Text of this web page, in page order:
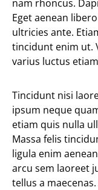
nam rhoncus.
Eget aenean
ultricies ante.
tincidunt enim ut.
varius luctus
Tincidunt nisi
ipsum neque
etiam quis nulla
Massa felis
ligula enim
arcu sem laoreet
tellus a